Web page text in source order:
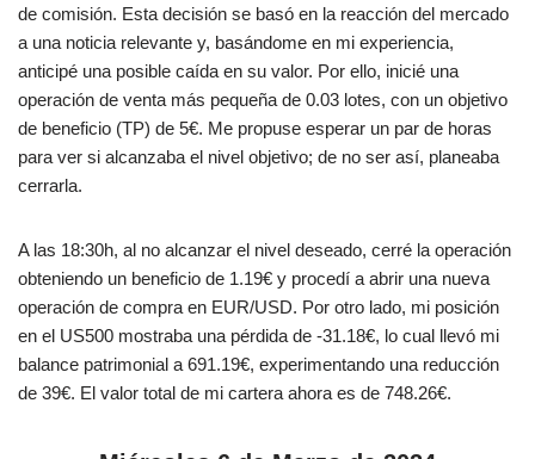
de comisión. Esta decisión se basó en la reacción del mercado
a una noticia relevante y, basándome en mi experiencia,
anticipé una posible caída en su valor. Por ello, inicié una
operación de venta más pequeña de 0.03 lotes, con un objetivo
de beneficio (TP) de 5€. Me propuse esperar un par de horas
para ver si alcanzaba el nivel objetivo; de no ser así, planeaba
cerrarla.
A las 18:30h, al no alcanzar el nivel deseado, cerré la operación
obteniendo un beneficio de 1.19€ y procedí a abrir una nueva
operación de compra en EUR/USD. Por otro lado, mi posición
en el US500 mostraba una pérdida de -31.18€, lo cual llevó mi
balance patrimonial a 691.19€, experimentando una reducción
de 39€. El valor total de mi cartera ahora es de 748.26€.